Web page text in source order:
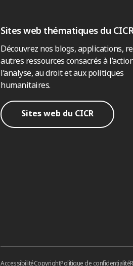
Sites web thématiques du
Découvrez nos blogs, applications,
autres ressources consacrés à
l’analyse, au droit et aux politiques
humanitaires.
Sites web du CICR
AccessibilitéCopyrightPolitique de confidentialité